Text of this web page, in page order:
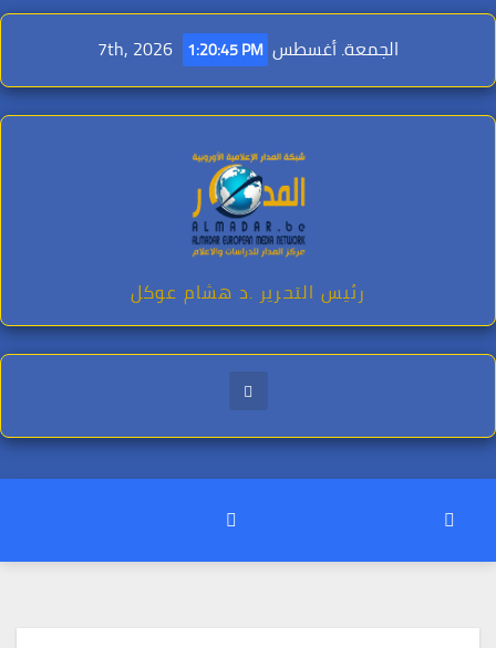
Skip
content
الجمعة. أغسطس 7th, 2026 1:20:46 PM
رئيس التحرير .د هشام عوكل